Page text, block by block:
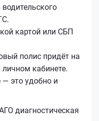
картой или СБП
полис придёт на
личном кабинете.
— это удобно и
диагностическая